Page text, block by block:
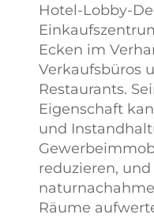
Hotel-Lobby-
Ecken im
Verkaufsbüros
Restaurants.
Eigenschaft
und
reduzieren,
Räume